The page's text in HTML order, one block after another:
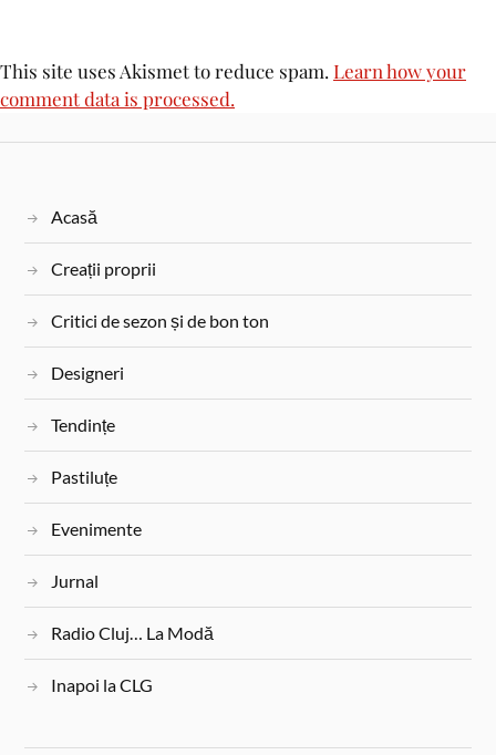
This site uses Akismet to reduce spam. Learn how your
comment data is processed.
Acasă
Creații proprii
Critici de sezon și de bon ton
Designeri
Tendințe
Pastiluțe
Evenimente
Jurnal
Radio Cluj… La Modă
Inapoi la CLG